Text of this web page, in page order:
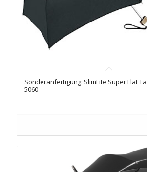
Sonderanfertigung: SlimLite Super Flat
5060